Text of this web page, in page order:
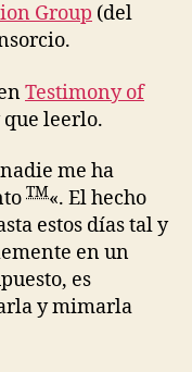
Group (del
Testimony of
que leerlo.
me ha
TM«. El hecho
estos días tal y
en un
es
y mimarla